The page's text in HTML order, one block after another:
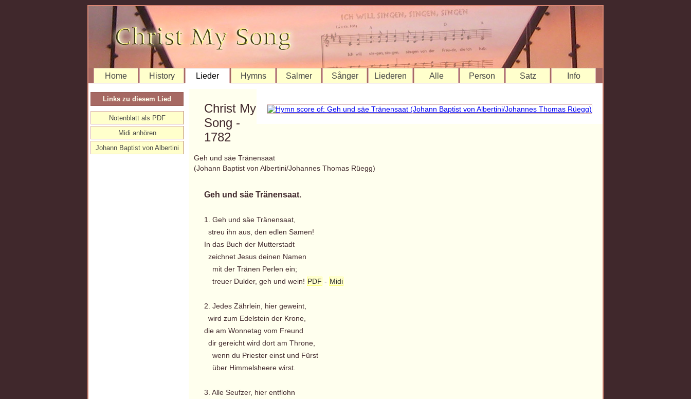
Home History Lieder Hymns Salmer Sånger Liederen Alle Person Satz Info
Christ My
Song -
1782
Geh und säe Tränensaat
(Johann Baptist von Albertini/Johannes Thomas Rüegg)
Geh und säe Tränensaat.
1. Geh und säe Tränensaat,
streu ihn aus, den edlen Samen!
In das Buch der Mutterstadt
zeichnet Jesus deinen Namen
mit der Tränen Perlen ein;
treuer Dulder, geh und wein! PDF - Midi
2. Jedes Zährlein, hier geweint,
wird zum Edelstein der Krone,
die am Wonnetag vom Freund
dir gereicht wird dort am Throne,
wenn du Priester einst und Fürst
über Himmelsheere wirst.
3. Alle Seufzer, hier entflohn
Links zu diesem Lied
Notenblatt als PDF
Midi anhören
Johann Baptist von Albertini